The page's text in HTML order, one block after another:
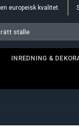
europeisk kvalitet.
INREDNING &